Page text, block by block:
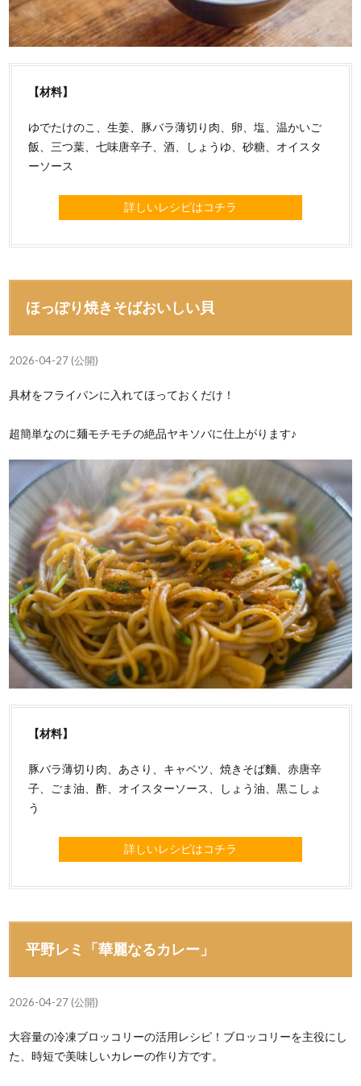
【材料】
ゆでたけのこ、生姜、豚バラ薄切り肉、卵、塩、温かいご
飯、三つ葉、七味唐辛子、酒、しょうゆ、砂糖、オイスタ
ーソース
詳しいレシピはコチラ
ほっぽり焼きそばおいしい貝
2026-04-27 (公開)
具材をフライパンに入れてほっておくだけ！
超簡単なのに麺モチモチの絶品ヤキソバに仕上がります♪
【材料】
豚バラ薄切り肉、あさり、キャベツ、焼きそば麵、赤唐辛
子、ごま油、酢、オイスターソース、しょう油、黒こしょ
う
詳しいレシピはコチラ
平野レミ「華麗なるカレー」
2026-04-27 (公開)
大容量の冷凍ブロッコリーの活用レシピ！ブロッコリーを主役にし
た、時短で美味しいカレーの作り方です。